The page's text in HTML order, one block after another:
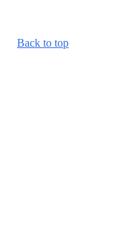
Back to top